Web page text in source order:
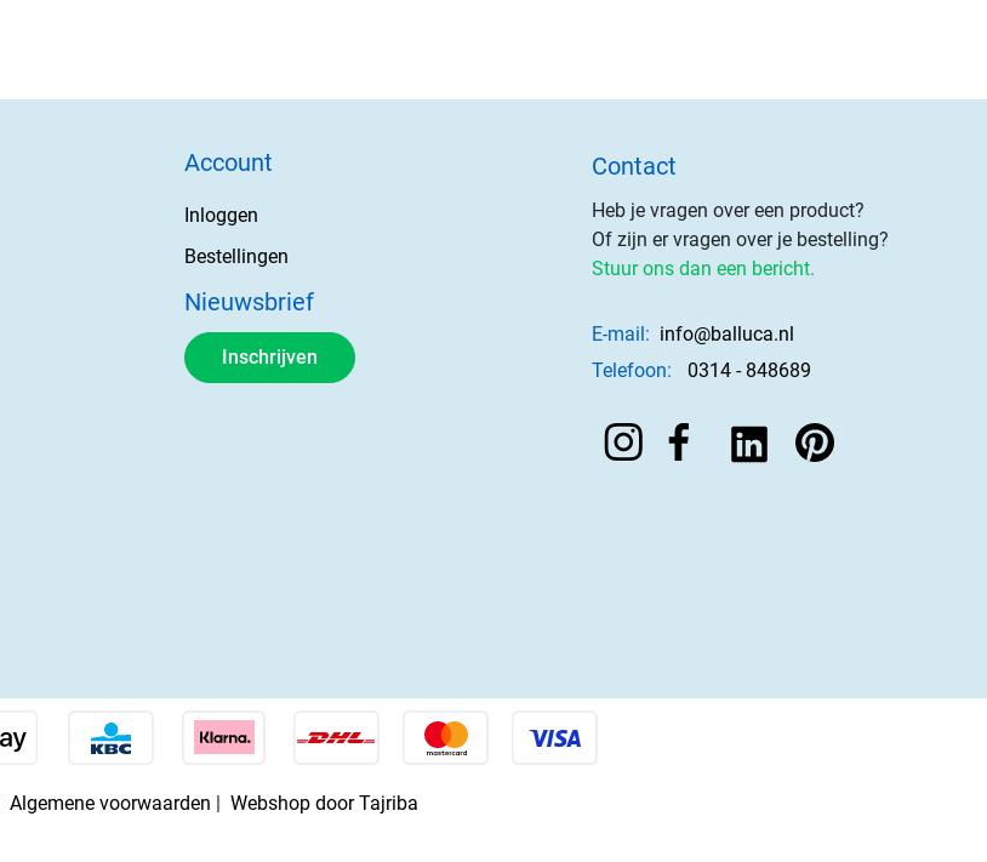
Account
Inloggen
Bestellingen
Nieuwsbrief
Inschrijven
Contact
Heb je vragen over een product?
Of zijn er vragen over je bestelling?
Stuur ons dan een bericht.
E-mail: info@balluca.nl
Telefoon:
0314 - 848689
Algemene voorwaarden | Webshop door Tajriba